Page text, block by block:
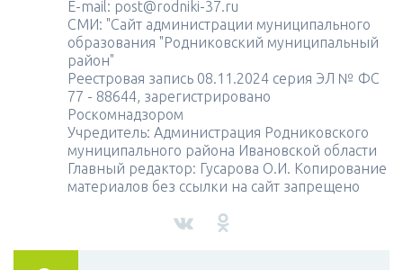
E-mail: post@rodniki-37.ru
СМИ: "Сайт администрации муниципального
образования "Родниковский муниципальный
район"
Реестровая запись 08.11.2024 серия ЭЛ № ФС
77 - 88644, зарегистрировано
Роскомнадзором
Учредитель: Администрация Родниковского
муниципального района Ивановской области
Главный редактор: Гусарова О.И. Копирование
материалов без ссылки на сайт запрещено